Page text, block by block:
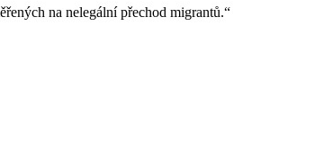
na nelegální přechod migrantů.“